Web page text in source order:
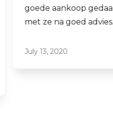
goede aankoop gedaan
met ze na goed advies.
July 13, 2020